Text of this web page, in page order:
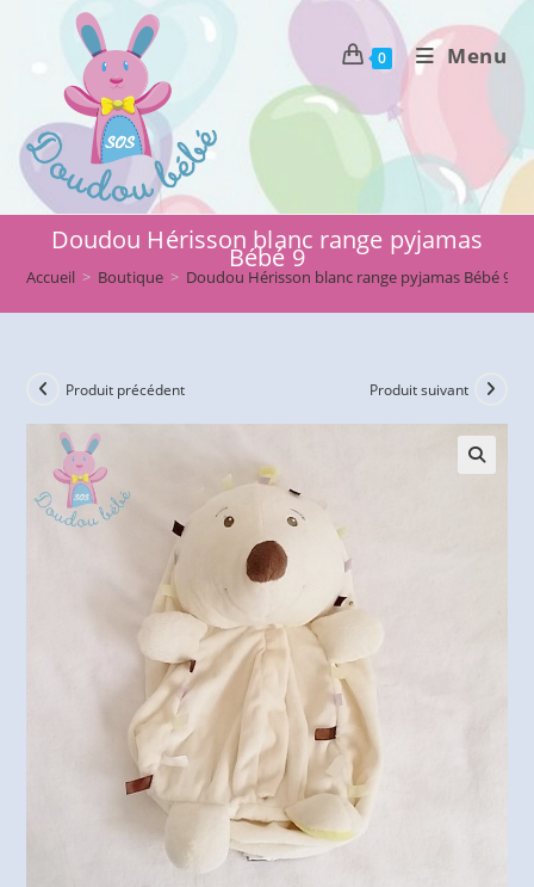
0 Menu
Doudou Hérisson blanc range pyjamas
Bébé 9
Accueil > Boutique > Doudou Hérisson blanc range pyjamas Bébé 9
Produit précédent Produit suivant